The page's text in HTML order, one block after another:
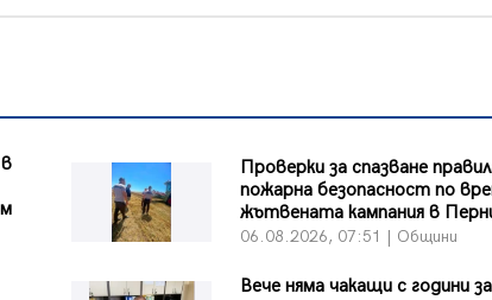
Проверки за спазване
пожарна безопасност по
жътвената кампания в
06.08.2026, 07:51 | Общини
Вече няма чакащи с години за